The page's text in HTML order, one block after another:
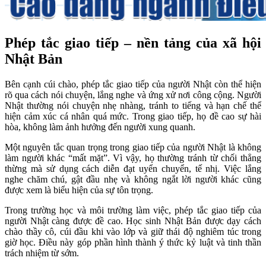
Phép tắc giao tiếp – nền tảng của xã hội
Nhật Bản
Bên cạnh cúi chào, phép tắc giao tiếp của người Nhật còn thể hiện
rõ qua cách nói chuyện, lắng nghe và ứng xử nơi công cộng. Người
Nhật thường nói chuyện nhẹ nhàng, tránh to tiếng và hạn chế thể
hiện cảm xúc cá nhân quá mức. Trong giao tiếp, họ đề cao sự hài
hòa, không làm ảnh hưởng đến người xung quanh.
Một nguyên tắc quan trọng trong giao tiếp của người Nhật là không
làm người khác “mất mặt”. Vì vậy, họ thường tránh từ chối thẳng
thừng mà sử dụng cách diễn đạt uyển chuyển, tế nhị. Việc lắng
nghe chăm chú, gật đầu nhẹ và không ngắt lời người khác cũng
được xem là biểu hiện của sự tôn trọng.
Trong trường học và môi trường làm việc, phép tắc giao tiếp của
người Nhật càng được đề cao. Học sinh Nhật Bản được dạy cách
chào thầy cô, cúi đầu khi vào lớp và giữ thái độ nghiêm túc trong
giờ học. Điều này góp phần hình thành ý thức kỷ luật và tinh thần
trách nhiệm từ sớm.